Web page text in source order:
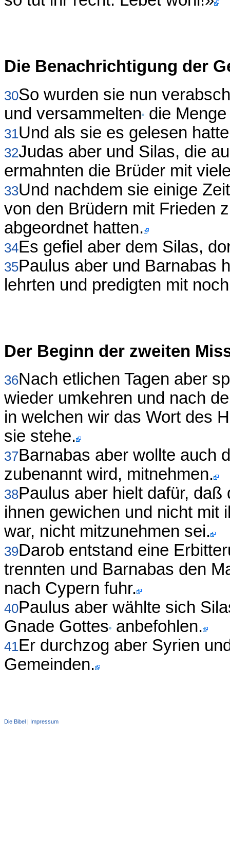
Die Benachrichtigung der
30So wurden sie nun
und versammelten die
31Und als sie es gelesen
32Judas aber und Silas, die
ermahnten die Brüder mit
33Und nachdem sie einige
von den Brüdern mit Frieden
abgeordnet hatten.
34Es gefiel aber dem Silas,
35Paulus aber und Barnabas
lehrten und predigten mit
Der Beginn der zweiten
36Nach etlichen Tagen aber
wieder umkehren und nach
in welchen wir das Wort des
sie stehe.
37Barnabas aber wollte auch
zubenannt wird, mitnehmen.
38Paulus aber hielt dafür,
ihnen gewichen und nicht mit
war, nicht mitzunehmen sei.
39Darob entstand eine
trennten und Barnabas den
nach Cypern fuhr.
40Paulus aber wählte sich
Gnade Gottes anbefohlen.
41Er durchzog aber Syrien
Gemeinden.
Die Bibel Impressum